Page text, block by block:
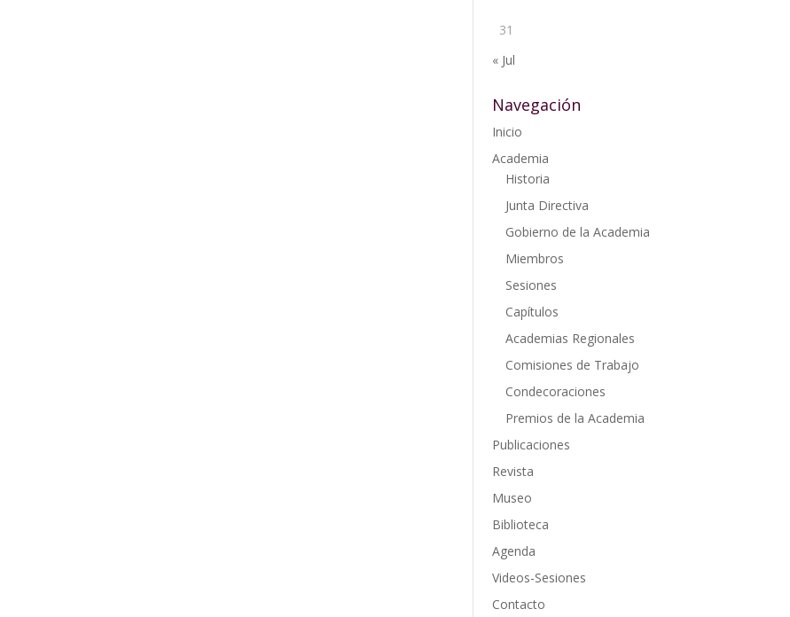
31
« Jul
Navegación
Inicio
Academia
Historia
Junta Directiva
Gobierno de la Academia
Miembros
Sesiones
Capítulos
Academias Regionales
Comisiones de Trabajo
Condecoraciones
Premios de la Academia
Publicaciones
Revista
Museo
Biblioteca
Agenda
Videos-Sesiones
Contacto